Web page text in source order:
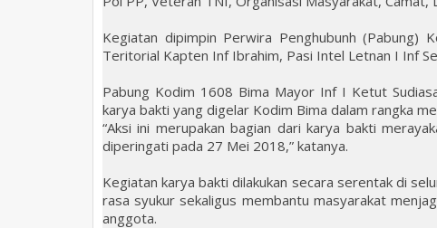
Kegiatan dipimpin Perwira Penghubunh
Teritorial Kapten Inf Ibrahim, Pasi Intel Letnan I Inf
Pabung Kodim 1608 Bima Mayor Inf I Ketut
karya bakti yang digelar Kodim Bima dalam rangka
“Aksi ini merupakan bagian dari karya bakti
diperingati pada 27 Mei 2018,” katanya.
Kegiatan karya bakti dilakukan secara serentak di
rasa syukur sekaligus membantu masyarakat
anggota.